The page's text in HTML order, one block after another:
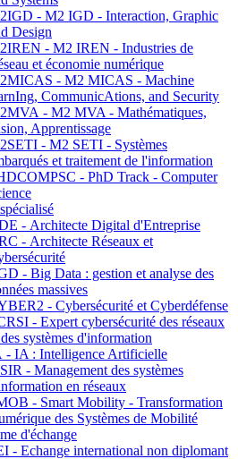
- M2 IGD - Interaction, Graphic
Design
- M2 IREN - Industries de
et économie numérique
- M2 MICAS - Machine
CommunicAtions, and Security
- M2 MVA - Mathématiques,
Apprentissage
- M2 SETI - Systèmes
et traitement de l'information
- PhD Track - Computer
- Architecte Digital d'Entreprise
- Architecte Réseaux et
- Big Data : gestion et analyse des
massives
- Cybersécurité et Cyberdéfense
- Expert cybersécurité des réseaux
systèmes d'information
- IA : Intelligence Artificielle
- Management des systèmes
en réseaux
- Smart Mobility - Transformation
des Systèmes de Mobilité
d'échange
- Echange international non diplomant